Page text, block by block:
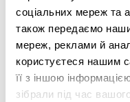
соціальних мереж та
також передаємо
мереж, реклами й
користуєтеся нашим
її з іншою
зібрали під час
Ключові